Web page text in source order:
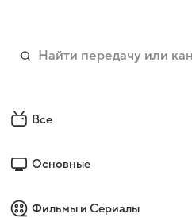
Все
Основные
Фильмы и Сериалы